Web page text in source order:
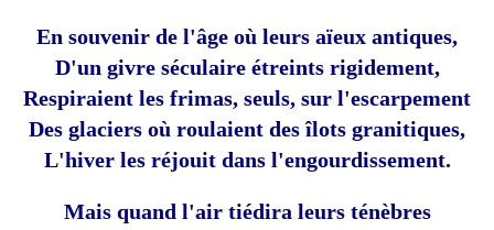
En souvenir de l'âge où leurs aïeux antiques,
D'un givre séculaire étreints rigidement,
Respiraient les frimas, seuls, sur l'escarpement
Des glaciers où roulaient des îlots granitiques,
L'hiver les réjouit dans l'engourdissement.
Mais quand l'air tiédira leurs ténèbres